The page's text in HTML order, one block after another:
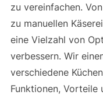
zu vereinfachen.
zu manuellen
eine Vielzahl von
verbessern. Wir
verschiedene
Funktionen, Vorteile